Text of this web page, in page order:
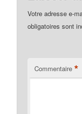
Votre adresse e-
obligatoires sont
Commentaire *